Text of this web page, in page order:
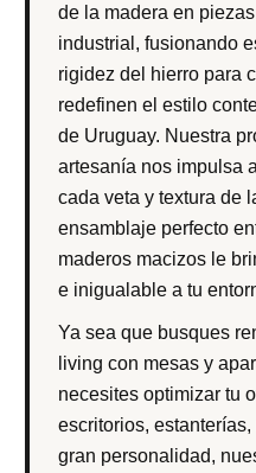
de la madera en
industrial, fusionando
rigidez del hierro para
redefinen el estilo
de Uruguay. Nuestra
artesanía nos impulsa
cada veta y textura de
ensamblaje perfecto
maderos macizos le
e inigualable a tu
Ya sea que busques
living con mesas y
necesites optimizar tu
escritorios,
gran personalidad,